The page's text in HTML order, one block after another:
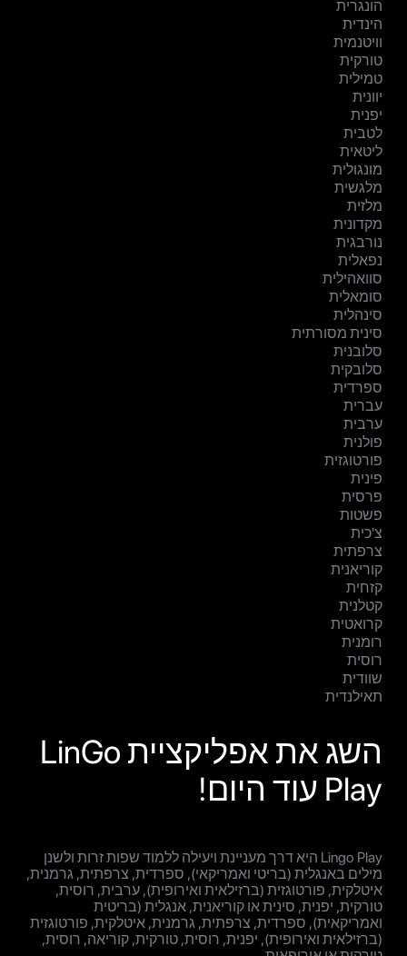
הונגרית
הינדית
וויטנמית
טורקית
טמילית
יוונית
יפנית
לטבית
ליטאית
מונגולית
מלגשית
מלזית
מקדונית
נורבגית
נפאלית
סוואהילית
סומאלית
סינהלית
סינית מסורתית
סלובנית
סלובקית
ספרדית
עברית
ערבית
פולנית
פורטוגזית
פינית
פרסית
פשטות
צ'כית
צרפתית
קוריאנית
קזחית
קטלנית
קרואטית
רומנית
רוסית
שוודית
תאילנדית
השג את אפליקציית LinGo
Play עוד היום!
Lingo Play היא דרך מעניינת ויעילה ללמוד שפות זרות ולשנן
מילים באנגלית (בריטי ואמריקאי), ספרדית, צרפתית, גרמנית,
איטלקית, פורטוגזית (ברזילאית ואירופית), ערבית, רוסית,
טורקית, יפנית, סינית או קוריאנית, אנגלית (בריטית
ואמריקאית), ספרדית, צרפתית, גרמנית, איטלקית, פורטוגזית
(ברזילאית ואירופית), יפנית, רוסית, טורקית, קוריאה, רוסית,